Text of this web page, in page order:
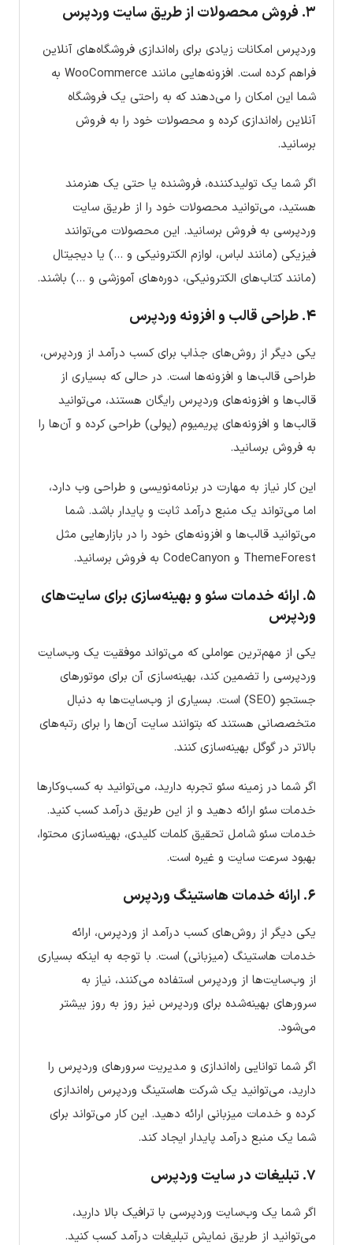
۳. فروش محصولات از طریق سایت وردپرس
وردپرس امکانات زیادی برای راه‌اندازی فروشگاه‌های آنلاین
فراهم کرده است. افزونه‌هایی مانند WooCommerce به
شما این امکان را می‌دهند که به راحتی یک فروشگاه
آنلاین راه‌اندازی کرده و محصولات خود را به فروش
برسانید.
اگر شما یک تولیدکننده، فروشنده یا حتی یک هنرمند
هستید، می‌توانید محصولات خود را از طریق سایت
وردپرسی به فروش برسانید. این محصولات می‌توانند
فیزیکی (مانند لباس، لوازم الکترونیکی و …) یا دیجیتال
(مانند کتاب‌های الکترونیکی، دوره‌های آموزشی و …) باشند.
۴. طراحی قالب و افزونه وردپرس
یکی دیگر از روش‌های جذاب برای کسب درآمد از وردپرس،
طراحی قالب‌ها و افزونه‌ها است. در حالی که بسیاری از
قالب‌ها و افزونه‌های وردپرس رایگان هستند، می‌توانید
قالب‌ها و افزونه‌های پریمیوم (پولی) طراحی کرده و آن‌ها را
به فروش برسانید.
این کار نیاز به مهارت در برنامه‌نویسی و طراحی وب دارد،
اما می‌تواند یک منبع درآمد ثابت و پایدار باشد. شما
می‌توانید قالب‌ها و افزونه‌های خود را در بازارهایی مثل
ThemeForest و CodeCanyon به فروش برسانید.
۵. ارائه خدمات سئو و بهینه‌سازی برای سایت‌های
وردپرس
یکی از مهم‌ترین عواملی که می‌تواند موفقیت یک وب‌سایت
وردپرسی را تضمین کند، بهینه‌سازی آن برای موتورهای
جستجو (SEO) است. بسیاری از وب‌سایت‌ها به دنبال
متخصصانی هستند که بتوانند سایت آن‌ها را برای رتبه‌های
بالاتر در گوگل بهینه‌سازی کنند.
اگر شما در زمینه سئو تجربه دارید، می‌توانید به کسب‌وکارها
خدمات سئو ارائه دهید و از این طریق درآمد کسب کنید.
خدمات سئو شامل تحقیق کلمات کلیدی، بهینه‌سازی محتوا،
بهبود سرعت سایت و غیره است.
۶. ارائه خدمات هاستینگ وردپرس
یکی دیگر از روش‌های کسب درآمد از وردپرس، ارائه
خدمات هاستینگ (میزبانی) است. با توجه به اینکه بسیاری
از وب‌سایت‌ها از وردپرس استفاده می‌کنند، نیاز به
سرورهای بهینه‌شده برای وردپرس نیز روز به روز بیشتر
می‌شود.
اگر شما توانایی راه‌اندازی و مدیریت سرورهای وردپرس را
دارید، می‌توانید یک شرکت هاستینگ وردپرس راه‌اندازی
کرده و خدمات میزبانی ارائه دهید. این کار می‌تواند برای
شما یک منبع درآمد پایدار ایجاد کند.
۷. تبلیغات در سایت وردپرس
اگر شما یک وب‌سایت وردپرسی با ترافیک بالا دارید،
می‌توانید از طریق نمایش تبلیغات درآمد کسب کنید.